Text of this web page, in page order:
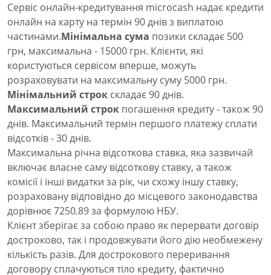
Сервіс онлайн-кредитування microcash надає кредити
онлайн на карту на термін 90 днів з виплатою
частинами.Мінімальна сума позики складає 500
грн, максимальна - 15000 грн. Клієнти, які
користуються сервісом вперше, можуть
розраховувати на максимальну суму 5000 грн.
Мінімальний строк складає 90 днів.
Максимальний строк погашення кредиту - також 90
днів. Максимальний термін першого платежу сплати
відсотків - 30 днів.
Максимальна річна відсоткова ставка, яка зазвичай
включає власне саму відсоткову ставку, а також
комісії і інші видатки за рік, чи схожу іншу ставку,
розраховану відповідно до місцевого законодавства
дорівнює 7250.89 за формулою НБУ.
Клієнт зберігає за собою право як перервати договір
достроково, так і продовжувати його дію необмежену
кількість разів. Для дострокового переривання
договору сплачуються тіло кредиту, фактично